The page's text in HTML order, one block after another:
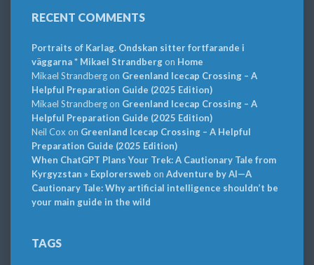
RECENT COMMENTS
Portraits of Karlag. Ondskan sitter fortfarande i
väggarna * Mikael Strandbergon Home
Mikael Strandbergon Greenland Icecap Crossing – A
Helpful Preparation Guide (2025 Edition)
Mikael Strandbergon Greenland Icecap Crossing – A
Helpful Preparation Guide (2025 Edition)
Neil Cox on Greenland Icecap Crossing – A Helpful
Preparation Guide (2025 Edition)
When ChatGPT Plans Your Trek: A Cautionary Tale from
Kyrgyzstan » Explorersweb on Adventure by AI—A
Cautionary Tale: Why artificial intelligence shouldn’t be
your main guide in the wild
TAGS